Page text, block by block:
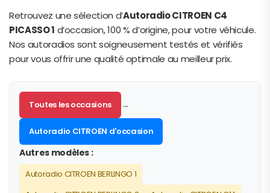
Retrouvez une sélection d’Autoradio CITROEN C4
PICASSO 1 d’occasion, 100 % d’origine, pour votre véhicule.
Nos autoradios sont soigneusement testés et vérifiés
pour vous offrir une qualité optimale au meilleur prix.
Toutes les occasions →
Autoradio CITROEN d'occasion
Autres modèles :
Autoradio CITROEN BERLINGO 1